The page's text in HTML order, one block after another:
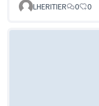
LHERITIER
0 0